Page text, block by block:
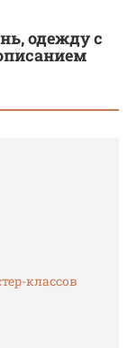
одежду с
классов